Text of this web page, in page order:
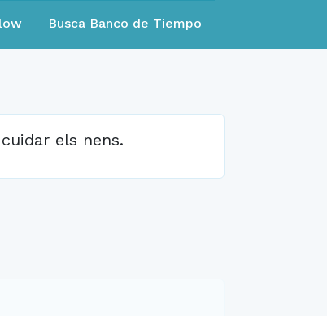
Busca Banco de Tiempo
els nens.